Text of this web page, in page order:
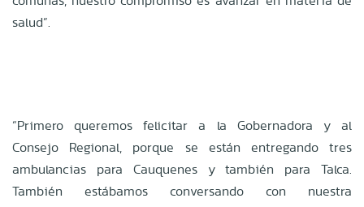
salud”.
“Primero queremos felicitar a la Gobernadora y al
Consejo Regional, porque se están entregando tres
ambulancias para Cauquenes y también para Talca.
También estábamos conversando con nuestra